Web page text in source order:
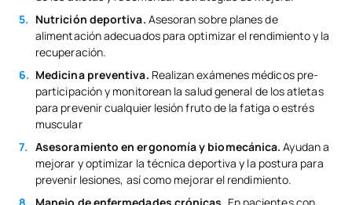
Nutrición deportiva. Asesoran sobre planes de
alimentación adecuados para optimizar el rendimiento y la
recuperación.
Medicina preventiva. Realizan exámenes médicos pre-
participación y monitorean la salud general de los atletas
para prevenir cualquier lesión fruto de la fatiga o estrés
muscular
Asesoramiento en ergonomía y biomecánica.Ayudan a
mejorar y optimizar la técnica deportiva y la postura para
prevenir lesiones, así como mejorar el rendimiento.